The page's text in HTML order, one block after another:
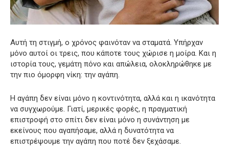
Αυτή τη στιγμή, ο χρόνος φαινόταν να σταματά. Υπήρχαν
μόνο αυτοί οι τρεις, που κάποτε τους χώρισε η μοίρα. Και η
ιστορία τους, γεμάτη πόνο και απώλεια, ολοκληρώθηκε με
την πιο όμορφη νίκη: την αγάπη.
Η αγάπη δεν είναι μόνο η κοντινότητα, αλλά και η ικανότητα
να συγχωρούμε. Γιατί, μερικές φορές, η πραγματική
επιστροφή στο σπίτι δεν είναι μόνο η συνάντηση με
εκείνους που αγαπήσαμε, αλλά η δυνατότητα να
επιστρέψουμε την αγάπη που ποτέ δεν ξεχάσαμε.